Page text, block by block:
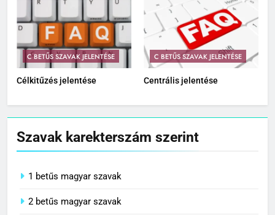
C BETŰS SZAVAK JELENTÉSE
Célkitűzés jelentése
C BETŰS SZAVAK JELENTÉSE
Centrális jelentése
Szavak karekterszám szerint
1 betűs magyar szavak
2 betűs magyar szavak